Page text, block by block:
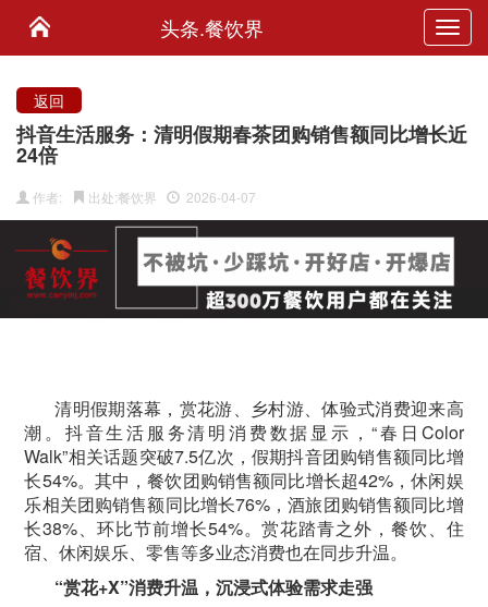
头条.餐饮界
返回
抖音生活服务：清明假期春茶团购销售额同比增长近
24倍
作者: 出处:餐饮界 2026-04-07
清明假期落幕，赏花游、乡村游、体验式消费迎来高
潮。抖音生活服务清明消费数据显示，“春日Color
Walk”相关话题突破7.5亿次，假期抖音团购销售额同比增
长54%。其中，餐饮团购销售额同比增长超42%，休闲娱
乐相关团购销售额同比增长76%，酒旅团购销售额同比增
长38%、环比节前增长54%。赏花踏青之外，餐饮、住
宿、休闲娱乐、零售等多业态消费也在同步升温。
“赏花+X”消费升温，沉浸式体验需求走强